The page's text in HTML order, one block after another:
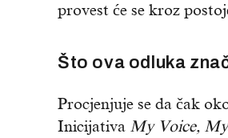
provest će se kroz
Što ova odluka
Procjenjuje se da čak
Inicijativa My Voice,